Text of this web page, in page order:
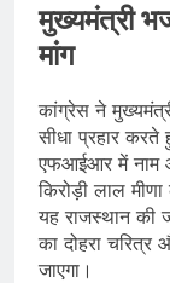
मुख्यमंत्री
मांग
कांग्रेस ने
सीधा प्रहार करते
एफआईआर में नाम
किरोड़ी लाल
यह राजस्थान की
का दोहरा चरित्र
जाएगा।